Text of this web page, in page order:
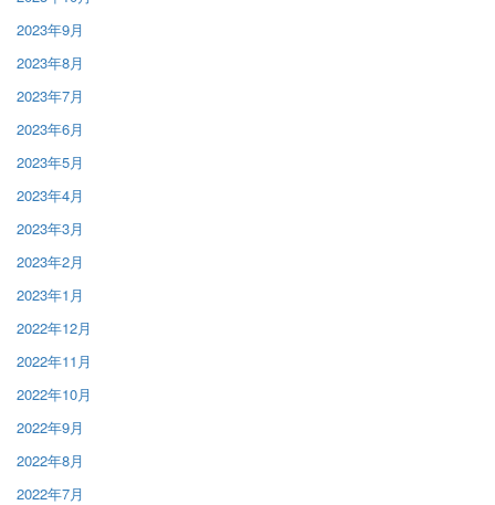
2023年9月
2023年8月
2023年7月
2023年6月
2023年5月
2023年4月
2023年3月
2023年2月
2023年1月
2022年12月
2022年11月
2022年10月
2022年9月
2022年8月
2022年7月